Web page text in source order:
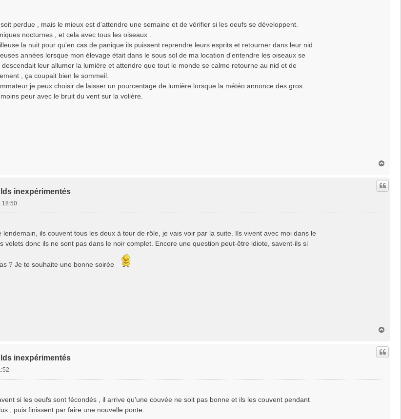
perdue , mais le mieux est d'attendre une semaine et de vérifier si les oeufs se développent.
nocturnes , et cela avec tous les oiseaux .
la nuit pour qu'en cas de panique ils puissent reprendre leurs esprits et retourner dans leur nid.
années lorsque mon élevage était dans le sous sol de ma location d'entendre les oiseaux se
leur allumer la lumière et attendre que tout le monde se calme retourne au nid et de
, ça coupait bien le sommeil.
je peux choisir de laisser un pourcentage de lumière lorsque la météo annonce des gros
peur avec le bruit du vent sur la volière.
u
inexpérimentés
18:50
ils couvent tous les deux à tour de rôle, je vais voir par la suite. Ils vivent avec moi dans le
volets donc ils ne sont pas dans le noir complet. Encore une question peut-être idiote, savent-ils si
? Je te souhaite une bonne soirée
u
inexpérimentés
si les oeufs sont fécondés , il arrive qu'une couvée ne soit pas bonne et ils les couvent pendant
, puis finissent par faire une nouvelle ponte.